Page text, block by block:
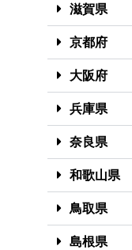
滋賀県
京都府
大阪府
兵庫県
奈良県
和歌山県
鳥取県
島根県